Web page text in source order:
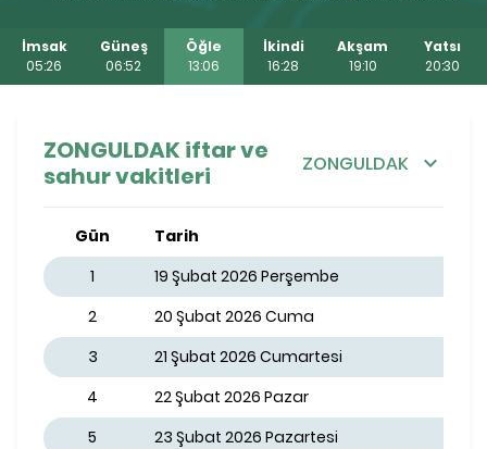
İmsak
05:26
Güneş
06:52
Öğle
13:06
İkindi
16:28
Akşam
19:10
Yatsı
20:30
ZONGULDAK iftar ve
sahur vakitleri
ZONGULDAK
Gün Tarih
1
19 Şubat 2026 Perşembe
2
20 Şubat 2026 Cuma
3
21 Şubat 2026 Cumartesi
4
22 Şubat 2026 Pazar
5
23 Şubat 2026 Pazartesi